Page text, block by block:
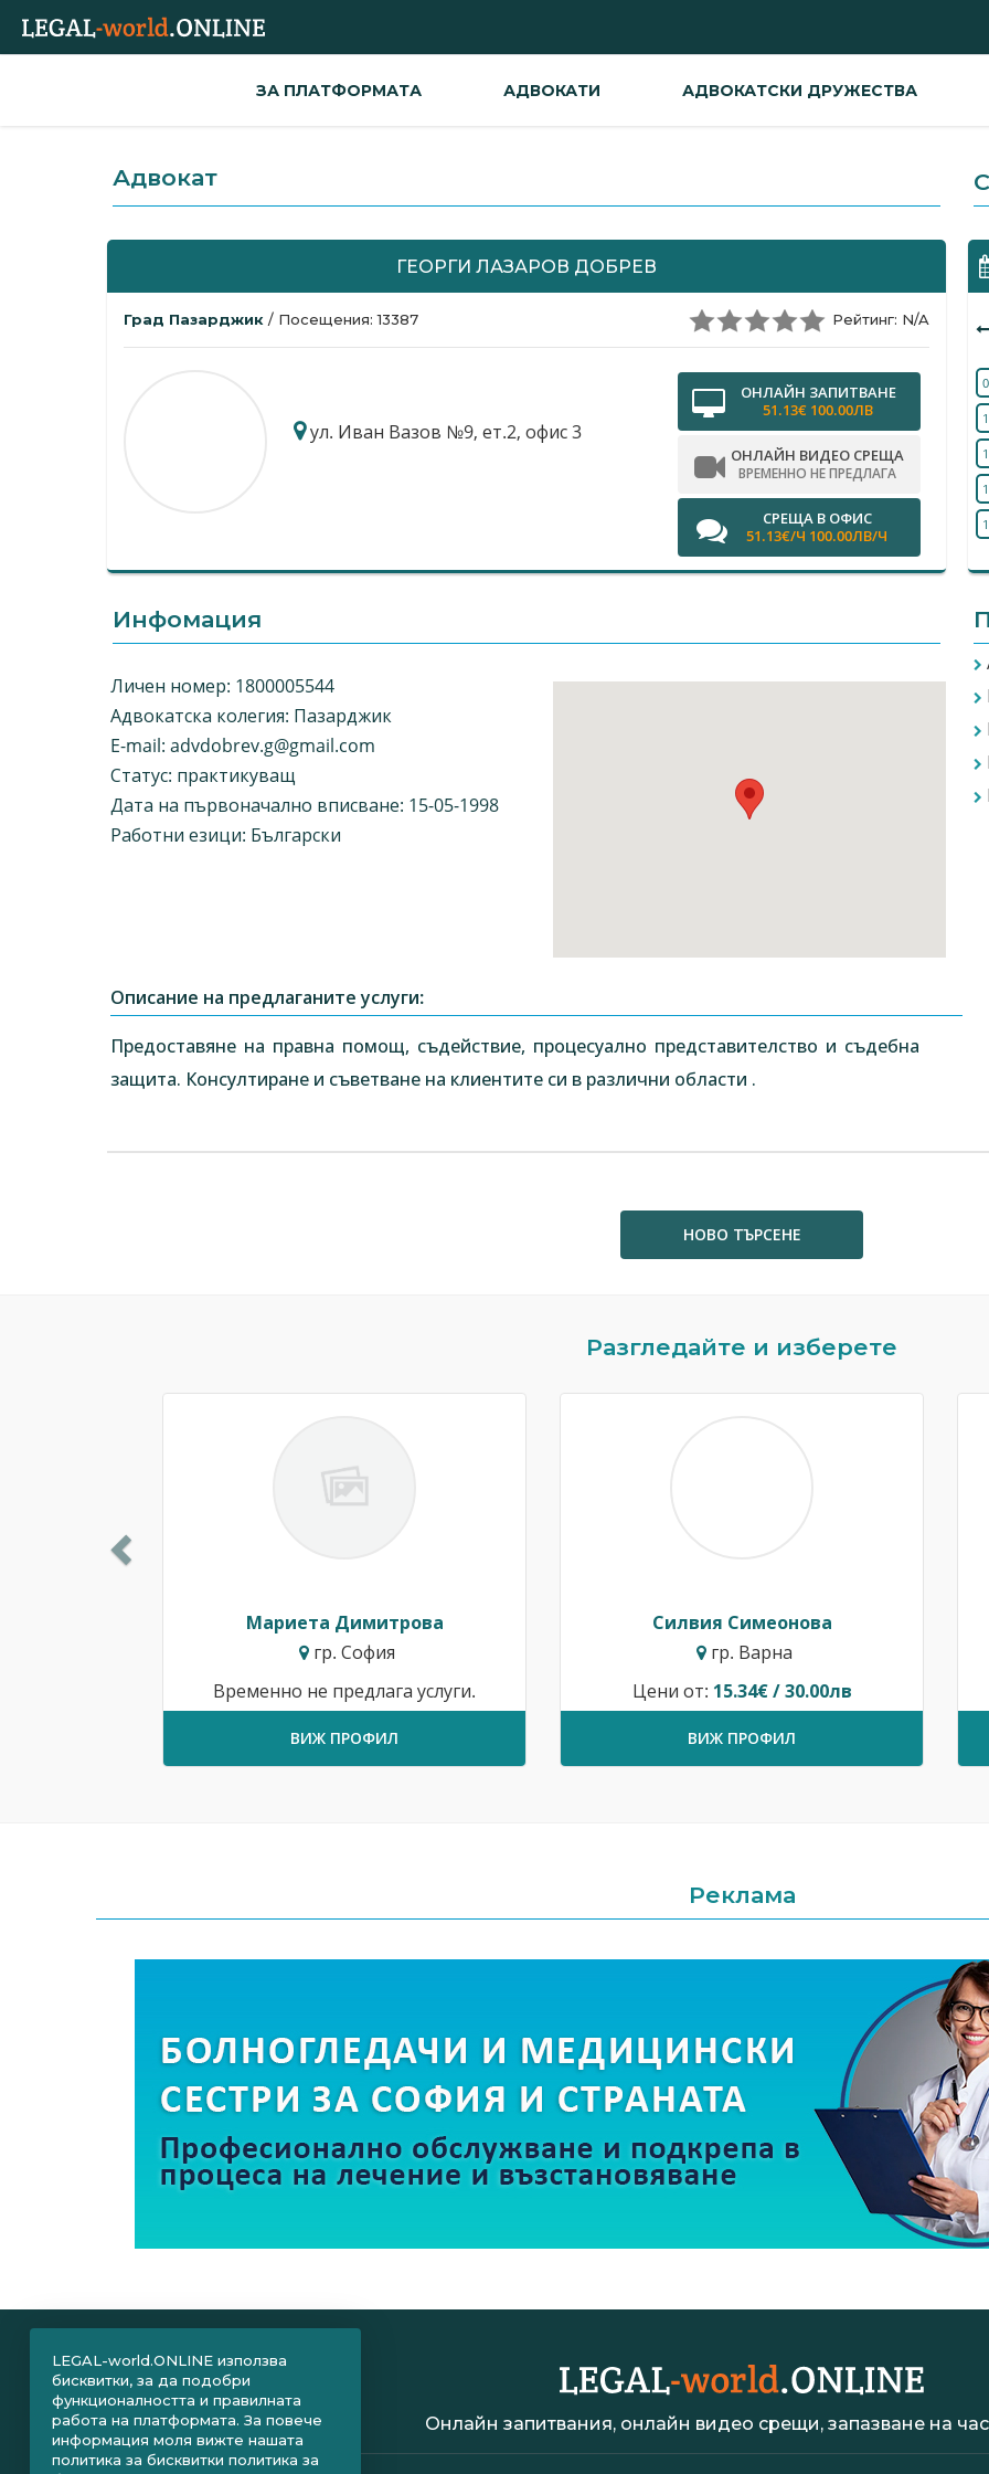
ЗА ПЛАТФОРМАТА АДВОКАТИ АДВОКАТСКИ ДРУЖЕСТВА
Адвокат
ГЕОРГИ ЛАЗАРОВ ДОБРЕВ
Град Пазарджик / Посещения: 13387 Рейтинг: N/A
ул. Иван Вазов №9, ет.2, офис 3
ОНЛАЙН ЗАПИТВАНЕ
51.13€ 100.00ЛВ
ОНЛАЙН ВИДЕО СРЕЩА
ВРЕМЕННО НЕ ПРЕДЛАГА
СРЕЩА В ОФИС
51.13€/Ч 100.00ЛВ/Ч
Инфомация
Личен номер: 1800005544
Адвокатска колегия: Пазарджик
E-mail: advdobrev.g@gmail.com
Статус: практикуващ
Дата на първоначално вписване: 15-05-1998
Работни езици: Български
Описание на предлаганите услуги:
Предоставяне на правна помощ, съдействие, процесуално представителство и съдебна
защита. Консултиране и съветване на клиентите си в различни области .
НОВО ТЪРСЕНЕ
Разгледайте и изберете
Мариета Димитрова
гр. София
Временно не предлага услуги.
ВИЖ ПРОФИЛ
Силвия Симеонова
гр. Варна
Цени от: 15.34€ / 30.00лв
ВИЖ ПРОФИЛ
Реклама
Онлайн запитвания, онлайн видео срещи, запазване на
LEGAL-world.ONLINE използва
бисквитки, за да подобри
функционалността и правилната
работа на платформата. За повече
информация моля вижте нашата
политика за бисквитки политика за